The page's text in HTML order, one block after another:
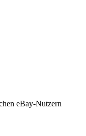
eBay-Nutzern